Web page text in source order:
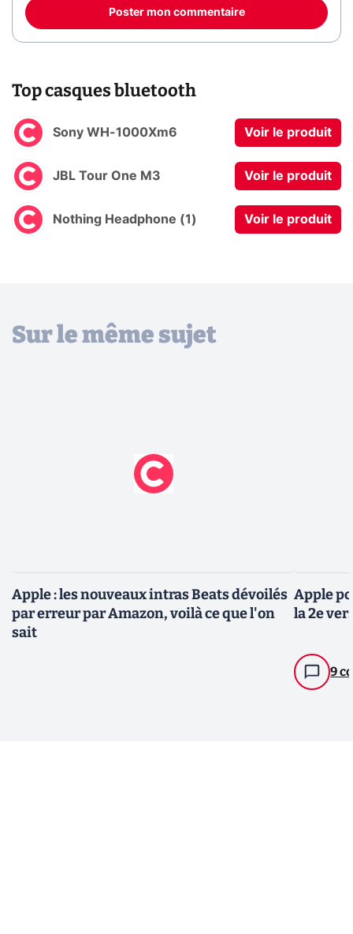
Poster mon commentaire
Top casques bluetooth
Sony WH-1000Xm6 Voir le produit
JBL Tour One M3 Voir le produit
Nothing Headphone (1) Voir le produit
Sur le même sujet
Apple : les nouveaux intras Beats dévoilés
par erreur par Amazon, voilà ce que l'on
sait
Apple
la 2e
9